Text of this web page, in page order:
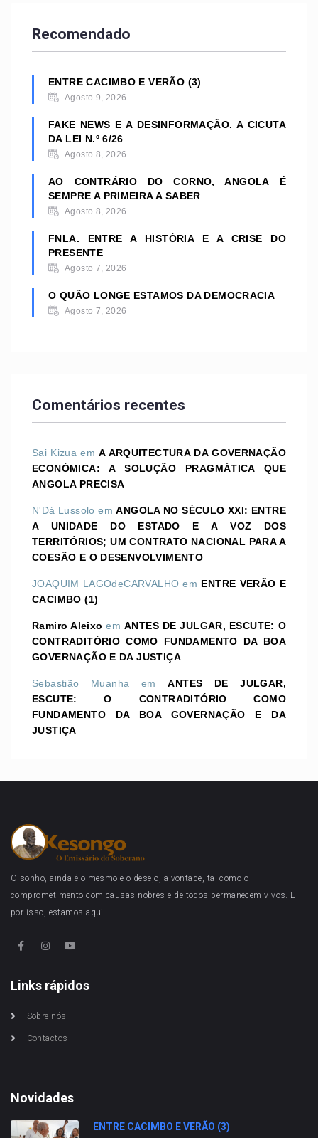
Recomendado
ENTRE CACIMBO E VERÃO (3)
Agosto 9, 2026
FAKE NEWS E A DESINFORMAÇÃO. A CICUTA
DA LEI N.º 6/26
Agosto 8, 2026
AO CONTRÁRIO DO CORNO, ANGOLA É
SEMPRE A PRIMEIRA A SABER
Agosto 8, 2026
FNLA. ENTRE A HISTÓRIA E A CRISE DO
PRESENTE
Agosto 7, 2026
O QUÃO LONGE ESTAMOS DA DEMOCRACIA
Agosto 7, 2026
Comentários recentes
Sai Kizua emA ARQUITECTURA DA GOVERNAÇÃO
ECONÓMICA: A SOLUÇÃO PRAGMÁTICA QUE
ANGOLA PRECISA
N'Dá Lussolo emANGOLA NO SÉCULO XXI: ENTRE
A UNIDADE DO ESTADO E A VOZ DOS
TERRITÓRIOS; UM CONTRATO NACIONAL PARA A
COESÃO E O DESENVOLVIMENTO
JOAQUIM LAGOdeCARVALHO em ENTRE VERÃO E
CACIMBO (1)
Ramiro Aleixo emANTES DE JULGAR, ESCUTE: O
CONTRADITÓRIO COMO FUNDAMENTO DA BOA
GOVERNAÇÃO E DA JUSTIÇA
Sebastião Muanha emANTES DE JULGAR,
ESCUTE: O CONTRADITÓRIO COMO
FUNDAMENTO DA BOA GOVERNAÇÃO E DA
JUSTIÇA
O sonho, ainda é o mesmo e o desejo, a vontade, tal como o
comprometimento com causas nobres e de todos permanecem vivos. E
por isso, estamos aqui.
Links rápidos
Sobre nós
Contactos
Novidades
ENTRE CACIMBO E VERÃO (3)